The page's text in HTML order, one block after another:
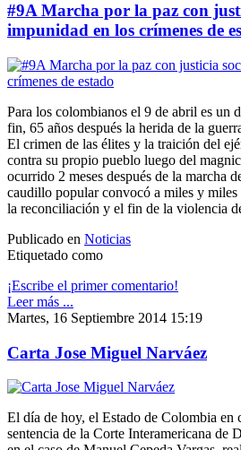
#9A Marcha por la paz con
impunidad en los crímenes de
Para los colombianos el 9 de abril es un
fin, 65 años después la herida de la
El crimen de las élites y la traición del
contra su propio pueblo luego del
ocurrido 2 meses después de la marcha
caudillo popular convocó a miles y miles
la reconciliación y el fin de la violencia
Publicado en Noticias
Etiquetado como
¡Escribe el primer comentario!
Leer más ...
Martes, 16 Septiembre 2014 15:19
Carta Jose Miguel Narváez
El día de hoy, el Estado de Colombia en
sentencia de la Corte Interamericana de